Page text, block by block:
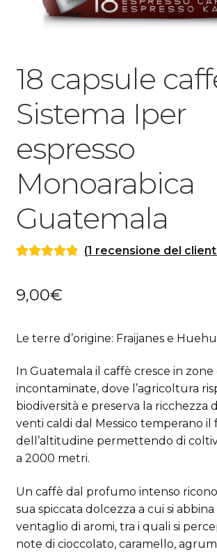
18 capsule
Sistema Iper
espresso
Monoarabica
Guatemala
direcensioni
(1 recensione del
9,00€
Le terre d’origine: Fraijanes e
In Guatemala il caffè cresce in
incontaminate, dove l’agricoltura
biodiversità e preserva la ricchezza
venti caldi dal Messico temperano il
dell’altitudine permettendo di
a 2000 metri.
Un caffè dal profumo intenso
sua spiccata dolcezza a cui si
ventaglio di aromi, tra i quali si
note di cioccolato, caramello,